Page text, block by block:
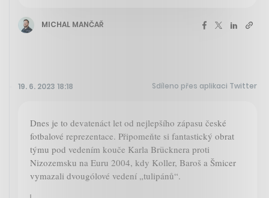
MICHAL MANČAŘ
19. 6. 2023 18:18 Sdíleno přes aplikaci Twitter
Dnes je to devatenáct let od nejlepšího zápasu české
fotbalové reprezentace. Připomeňte si fantastický obrat
týmu pod vedením kouče Karla Brücknera proti
Nizozemsku na Euru 2004, kdy Koller, Baroš a Šmicer
vymazali dvougólové vedení „tulipánů“.